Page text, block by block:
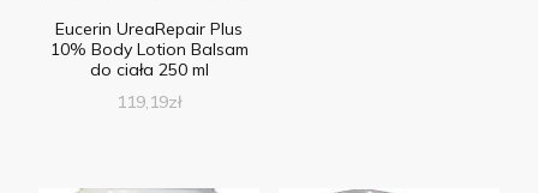
Eucerin UreaRepair Plus
10% Body Lotion Balsam
do ciała 250 ml
119,19zł